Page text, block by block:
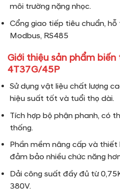
môi trường nặng nhọc.
Cổng giao tiếp tiêu chuẩn,
Modbus, RS485
Giới thiệu sản phẩm
4T37G/45P
Sử dụng vật liệu chất lượng
hiệu suất tốt và tuổi thọ dài.
Tích hợp bộ phận phanh, có
thống.
Phần mềm nâng cấp và
đảm bảo nhiều chức năng
Dải công suất đầy đủ từ
380V.